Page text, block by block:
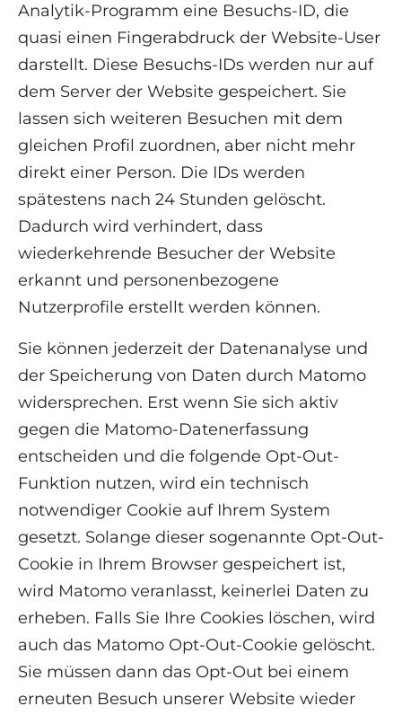
Analytik-Programm eine Besuchs-ID, die
quasi einen Fingerabdruck der Website-User
darstellt. Diese Besuchs-IDs werden nur auf
dem Server der Website gespeichert. Sie
lassen sich weiteren Besuchen mit dem
gleichen Profil zuordnen, aber nicht mehr
direkt einer Person. Die IDs werden
spätestens nach 24 Stunden gelöscht.
Dadurch wird verhindert, dass
wiederkehrende Besucher der Website
erkannt und personenbezogene
Nutzerprofile erstellt werden können.
Sie können jederzeit der Datenanalyse und
der Speicherung von Daten durch Matomo
widersprechen. Erst wenn Sie sich aktiv
gegen die Matomo-Datenerfassung
entscheiden und die folgende Opt-Out-
Funktion nutzen, wird ein technisch
notwendiger Cookie auf Ihrem System
gesetzt. Solange dieser sogenannte Opt-Out-
Cookie in Ihrem Browser gespeichert ist,
wird Matomo veranlasst, keinerlei Daten zu
erheben. Falls Sie Ihre Cookies löschen, wird
auch das Matomo Opt-Out-Cookie gelöscht.
Sie müssen dann das Opt-Out bei einem
erneuten Besuch unserer Website wieder